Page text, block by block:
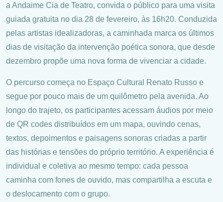
a Andaime Cia de Teatro, convida o público para uma visita
guiada gratuita no dia 28 de fevereiro, às 16h20. Conduzida
pelas artistas idealizadoras, a caminhada marca os últimos
dias de visitação da intervenção poética sonora, que desde
dezembro propõe uma nova forma de vivenciar a cidade.
O percurso começa no Espaço Cultural Renato Russo e
segue por pouco mais de um quilômetro pela avenida. Ao
longo do trajeto, os participantes acessam áudios por meio
de QR codes distribuídos em um mapa, ouvindo cenas,
textos, depoimentos e paisagens sonoras criadas a partir
das histórias e tensões do próprio território. A experiência é
individual e coletiva ao mesmo tempo: cada pessoa
caminha com fones de ouvido, mas compartilha a escuta e
o deslocamento com o grupo.